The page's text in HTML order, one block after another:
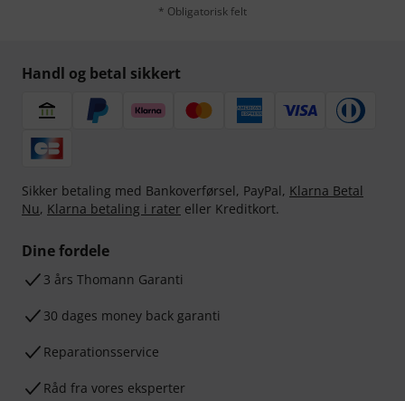
* Obligatorisk felt
Handl og betal sikkert
Sikker betaling med Bankoverførsel, PayPal, Klarna Betal
Nu, Klarna betaling i rater eller Kreditkort.
Dine fordele
3 års Thomann Garanti
30 dages money back garanti
Reparationsservice
Råd fra vores eksperter